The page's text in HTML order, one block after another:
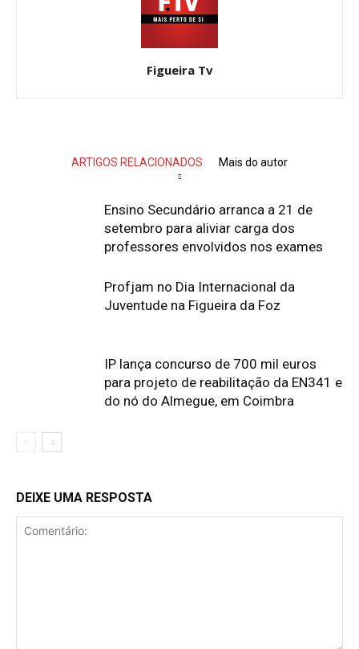
Figueira Tv
ARTIGOS RELACIONADOS Mais do autor
Ensino Secundário arranca a 21 de
setembro para aliviar carga dos
professores envolvidos nos exames
Profjam no Dia Internacional da
Juventude na Figueira da Foz
IP lança concurso de 700 mil euros
para projeto de reabilitação da EN341 e
do nó do Almegue, em Coimbra
DEIXE UMA RESPOSTA